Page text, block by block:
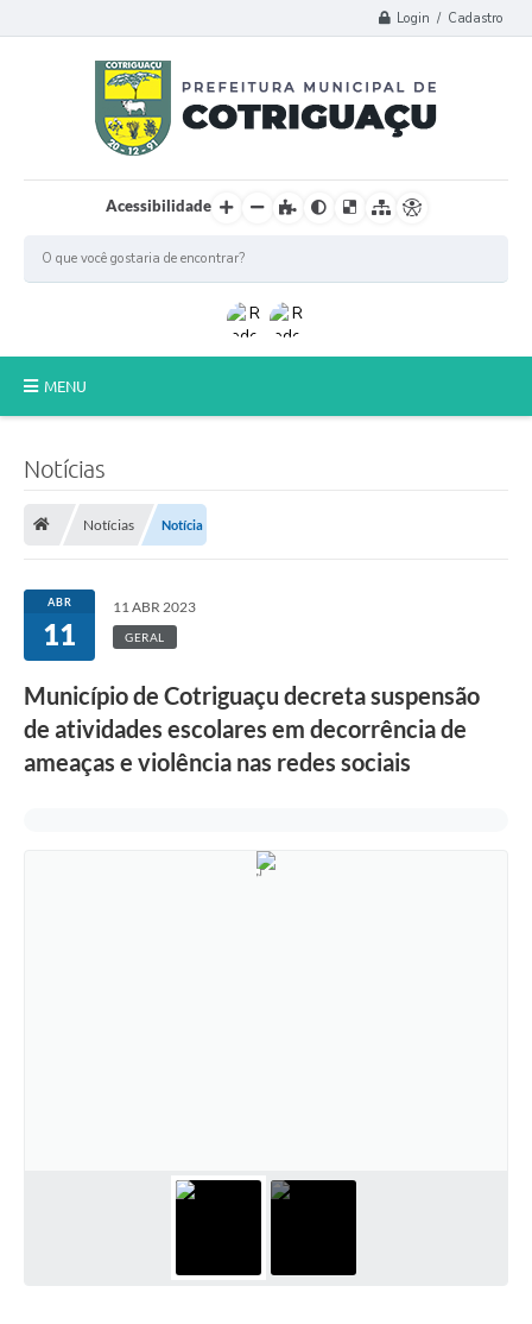
Login / Cadastro
Acessibilidade
MENU
A Prefeitura
Notícias
Secretarias
Imprensa
Notícias
Notícias Notícia
ABR
11
11 ABR 2023
GERAL
Município de Cotriguaçu decreta suspensão
de atividades escolares em decorrência de
ameaças e violência nas redes sociais